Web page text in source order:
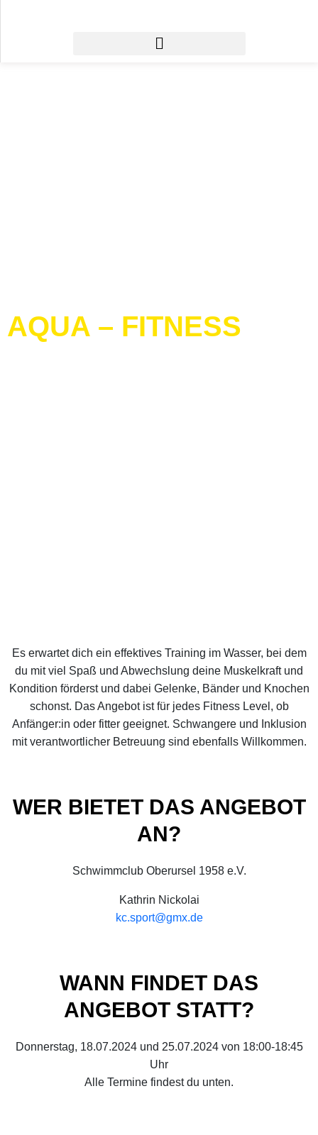
AQUA – FITNESS
Es erwartet dich ein effektives Training im Wasser, bei dem
du mit viel Spaß und Abwechslung deine Muskelkraft und
Kondition förderst und dabei Gelenke, Bänder und Knochen
schonst. Das Angebot ist für jedes Fitness Level, ob
Anfänger:in oder fitter geeignet. Schwangere und Inklusion
mit verantwortlicher Betreuung sind ebenfalls Willkommen.
WER BIETET DAS ANGEBOT
AN?
Schwimmclub Oberursel 1958 e.V.
Kathrin Nickolai
kc.sport@gmx.de
WANN FINDET DAS
ANGEBOT STATT?
Donnerstag, 18.07.2024 und 25.07.2024 von 18:00-18:45
Uhr
Alle Termine findest du unten.